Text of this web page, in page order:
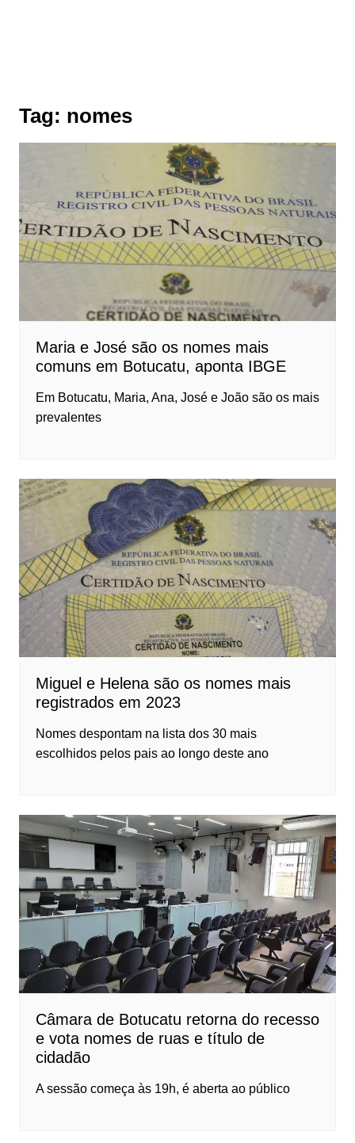
Tag: nomes
Maria e José são os nomes mais
comuns em Botucatu, aponta IBGE
Em Botucatu, Maria, Ana, José e João são os mais
prevalentes
Miguel e Helena são os nomes mais
registrados em 2023
Nomes despontam na lista dos 30 mais
escolhidos pelos pais ao longo deste ano
Câmara de Botucatu retorna do recesso
e vota nomes de ruas e título de
cidadão
A sessão começa às 19h, é aberta ao público